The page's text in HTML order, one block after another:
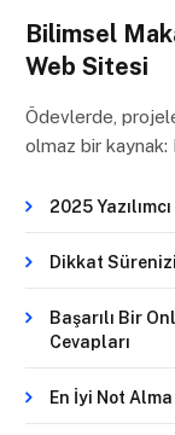
Bilimsel
Web Sitesi
Ödevlerde,
olmaz bir
2025
Dikkat
Başarılı Bir
Cevapları
En İyi Not